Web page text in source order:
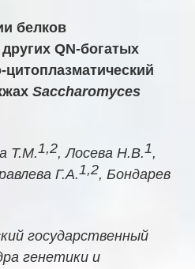
белков
QN-богатых
Saccharomyces
Т.М.1,2, Лосева Н.В.1,
Г.А.1,2, Бондарев
государственный
генетики и